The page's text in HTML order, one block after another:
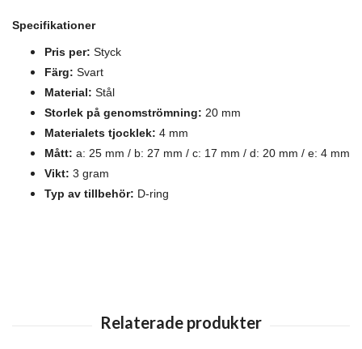
Specifikationer
Pris per: Styck
Färg: Svart
Material: Stål
Storlek på genomströmning: 20 mm
Materialets tjocklek: 4 mm
Mått: a: 25 mm / b: 27 mm / c: 17 mm / d: 20 mm / e: 4 mm
Vikt: 3 gram
Typ av tillbehör: D-ring